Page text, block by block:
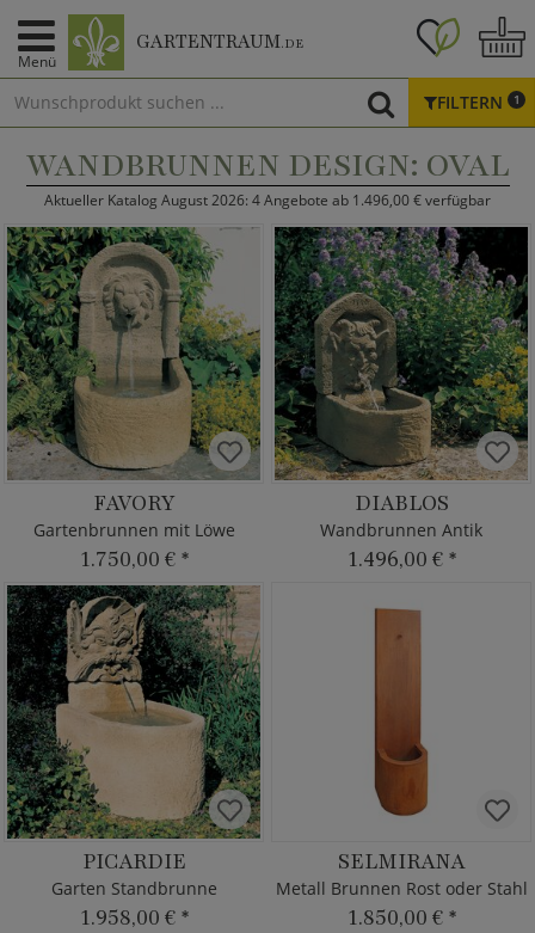
Menü
GARTENTRAUM.DE
FILTERN 1
WANDBRUNNEN DESIGN: OVAL
Aktueller Katalog August 2026: 4 Angebote ab 1.496,00 € verfügbar
FAVORY
Gartenbrunnen mit Löwe
1.750,00 € *
DIABLOS
Wandbrunnen Antik
1.496,00 € *
PICARDIE
Garten Standbrunne
1.958,00 € *
SELMIRANA
Metall Brunnen Rost oder Stahl
1.850,00 € *